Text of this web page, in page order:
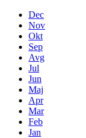
Dec
Nov
Okt
Sep
Avg
Jul
Jun
Maj
Apr
Mar
Feb
Jan